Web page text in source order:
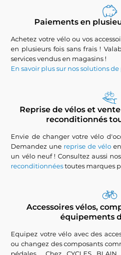
Paiements en
Achetez votre vélo ou vos
en plusieurs fois sans frais !
services vendus en magasins !
En savoir plus sur nos solutions
Reprise de vélos et
reconditionnés
Envie de changer votre vélo
Demandez une reprise de vélo
un vélo neuf ! Consultez aussi
reconditionnéestoutes marques
Accessoires vélos,
équipements
Equipez votre vélo avec des
ou changez des composants